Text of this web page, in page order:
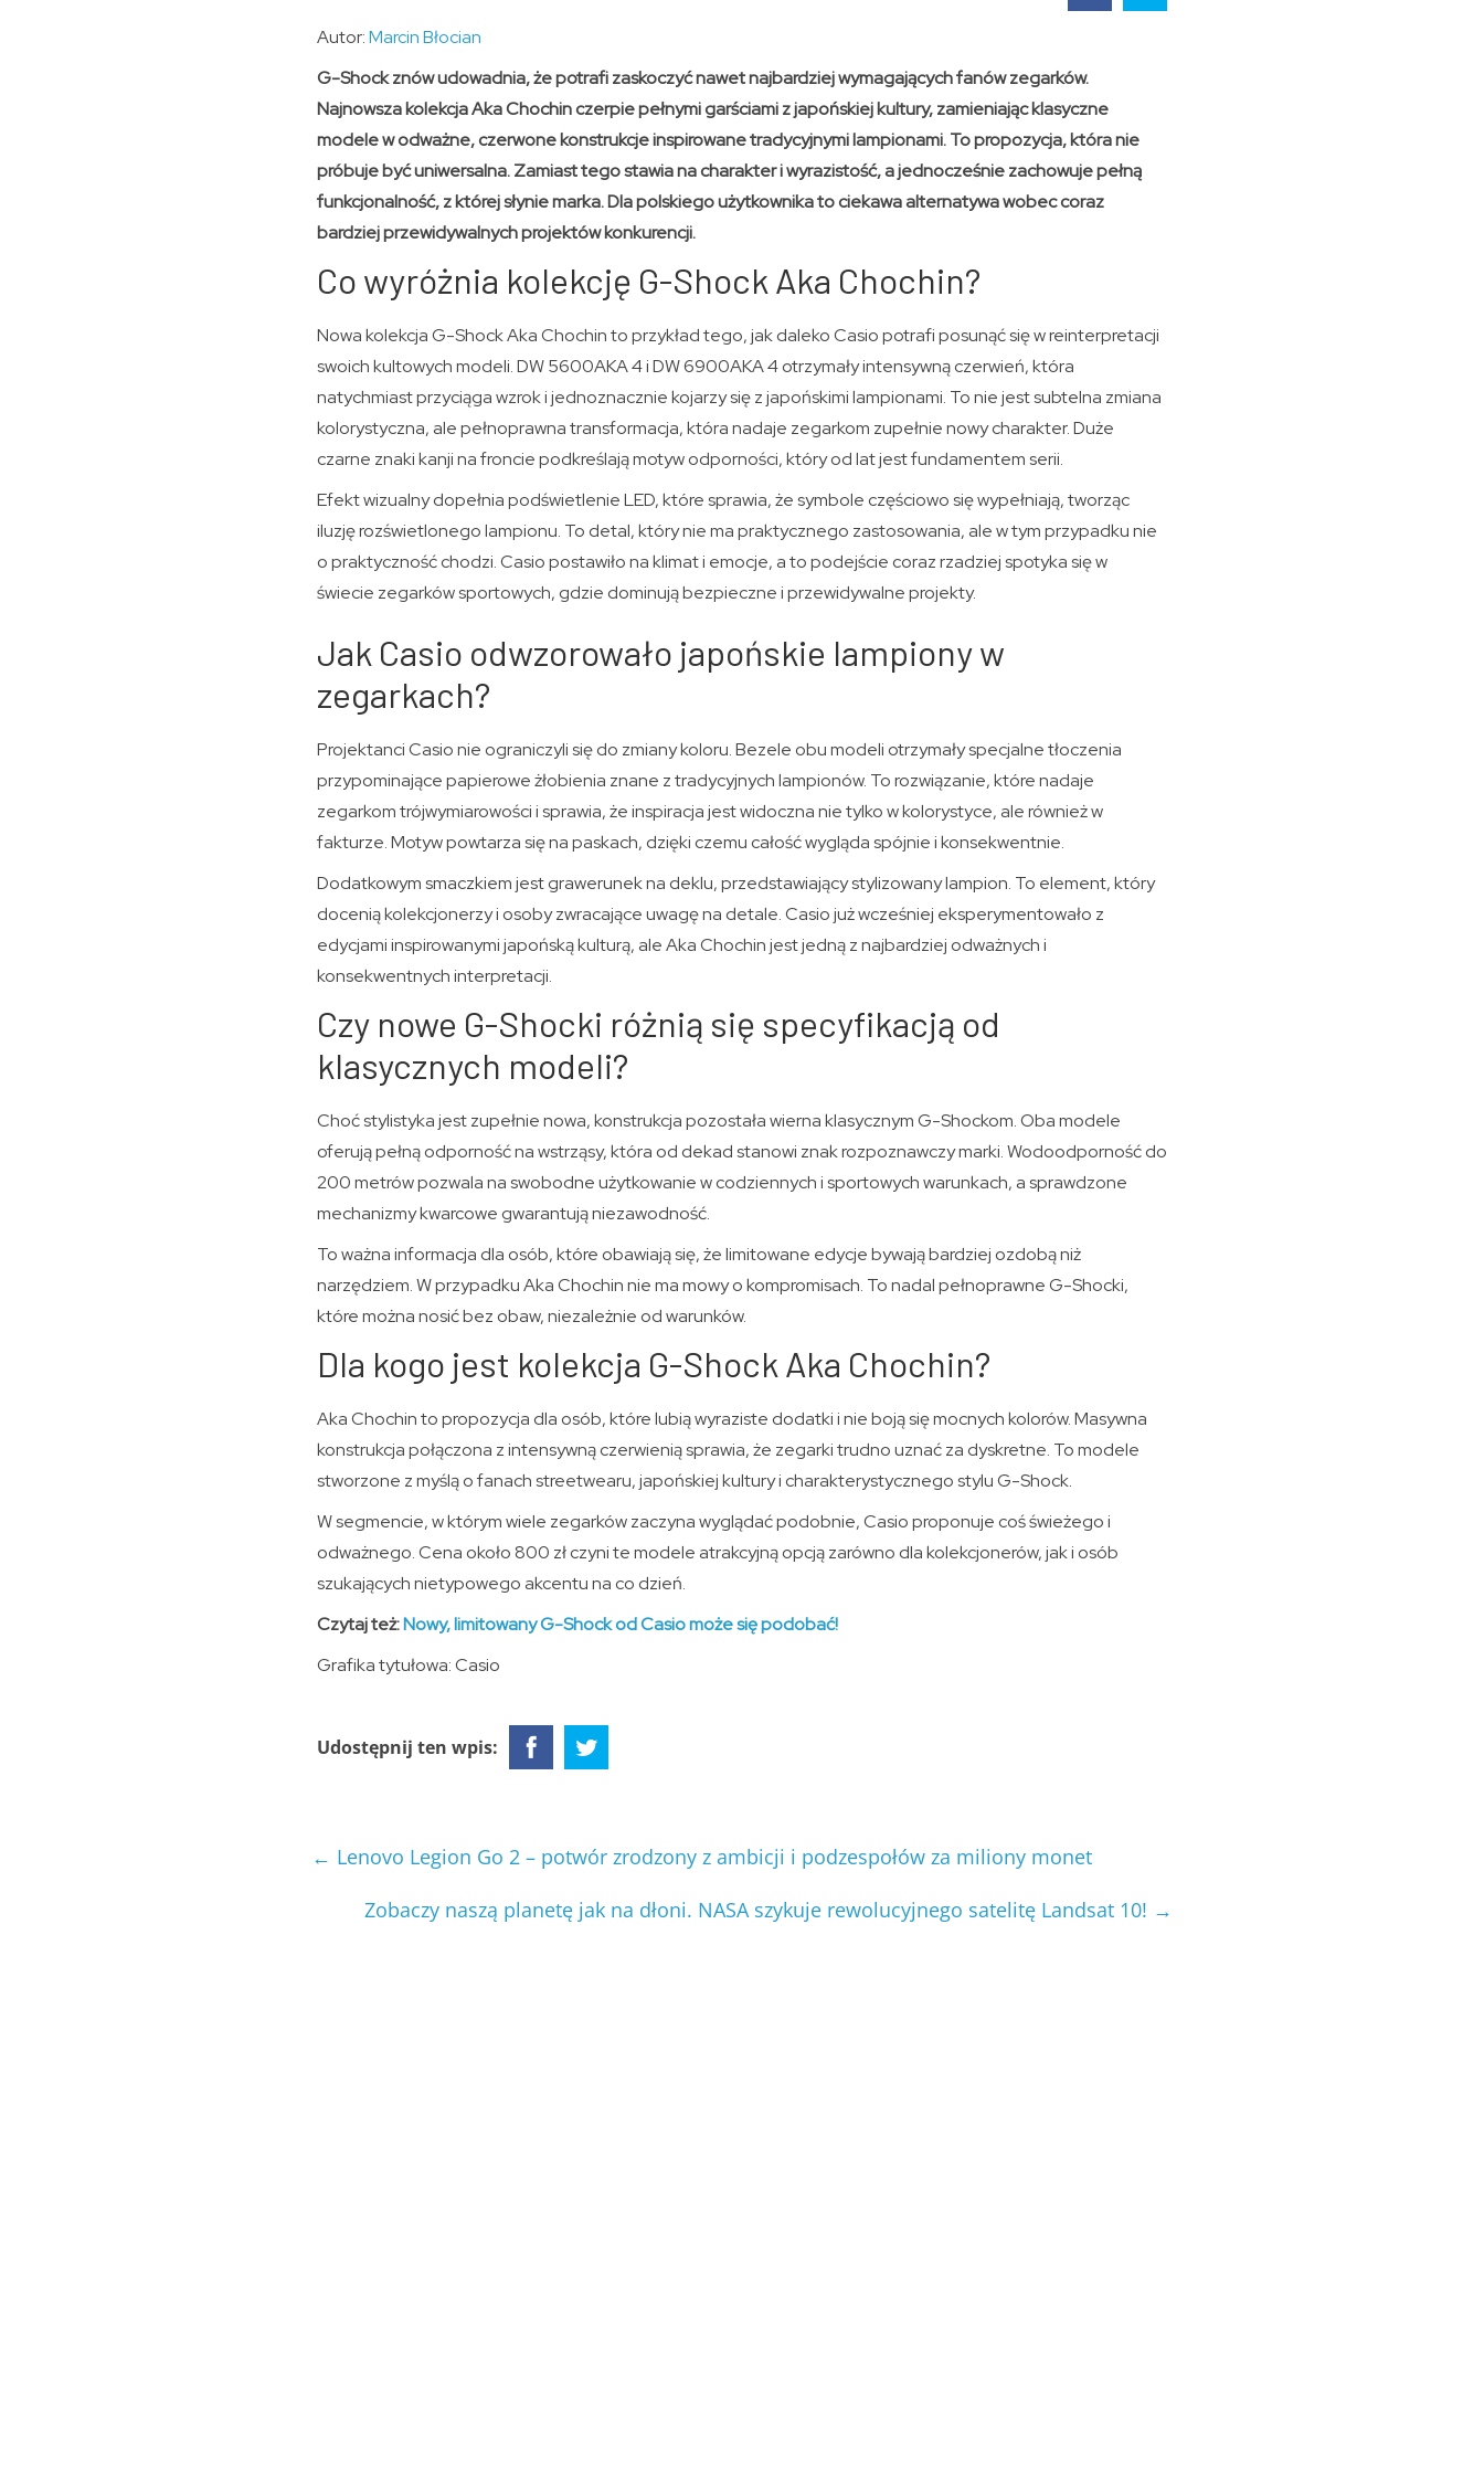
Autor:Marcin Błocian
G-Shock znów udowadnia, że potrafi zaskoczyć nawet najbardziej wymagających fanów zegarków.
Najnowsza kolekcja Aka Chochin czerpie pełnymi garściami z japońskiej kultury, zamieniając klasyczne
modele w odważne, czerwone konstrukcje inspirowane tradycyjnymi lampionami. To propozycja, która nie
próbuje być uniwersalna. Zamiast tego stawia na charakter i wyrazistość, a jednocześnie zachowuje pełną
funkcjonalność, z której słynie marka. Dla polskiego użytkownika to ciekawa alternatywa wobec coraz
bardziej przewidywalnych projektów konkurencji.
Co wyróżnia kolekcję G-Shock Aka Chochin?
Nowa kolekcja G-Shock Aka Chochin to przykład tego, jak daleko Casio potrafi posunąć się w reinterpretacji
swoich kultowych modeli. DW 5600AKA 4 i DW 6900AKA 4 otrzymały intensywną czerwień, która
natychmiast przyciąga wzrok i jednoznacznie kojarzy się z japońskimi lampionami. To nie jest subtelna zmiana
kolorystyczna, ale pełnoprawna transformacja, która nadaje zegarkom zupełnie nowy charakter. Duże
czarne znaki kanji na froncie podkreślają motyw odporności, który od lat jest fundamentem serii.
Efekt wizualny dopełnia podświetlenie LED, które sprawia, że symbole częściowo się wypełniają, tworząc
iluzję rozświetlonego lampionu. To detal, który nie ma praktycznego zastosowania, ale w tym przypadku nie
o praktyczność chodzi. Casio postawiło na klimat i emocje, a to podejście coraz rzadziej spotyka się w
świecie zegarków sportowych, gdzie dominują bezpieczne i przewidywalne projekty.
Jak Casio odwzorowało japońskie lampiony w
zegarkach?
Projektanci Casio nie ograniczyli się do zmiany koloru. Bezele obu modeli otrzymały specjalne tłoczenia
przypominające papierowe żłobienia znane z tradycyjnych lampionów. To rozwiązanie, które nadaje
zegarkom trójwymiarowości i sprawia, że inspiracja jest widoczna nie tylko w kolorystyce, ale również w
fakturze. Motyw powtarza się na paskach, dzięki czemu całość wygląda spójnie i konsekwentnie.
Dodatkowym smaczkiem jest grawerunek na deklu, przedstawiający stylizowany lampion. To element, który
docenią kolekcjonerzy i osoby zwracające uwagę na detale. Casio już wcześniej eksperymentowało z
edycjami inspirowanymi japońską kulturą, ale Aka Chochin jest jedną z najbardziej odważnych i
konsekwentnych interpretacji.
Czy nowe G-Shocki różnią się specyfikacją od
klasycznych modeli?
Choć stylistyka jest zupełnie nowa, konstrukcja pozostała wierna klasycznym G-Shockom. Oba modele
oferują pełną odporność na wstrząsy, która od dekad stanowi znak rozpoznawczy marki. Wodoodporność do
200 metrów pozwala na swobodne użytkowanie w codziennych i sportowych warunkach, a sprawdzone
mechanizmy kwarcowe gwarantują niezawodność.
To ważna informacja dla osób, które obawiają się, że limitowane edycje bywają bardziej ozdobą niż
narzędziem. W przypadku Aka Chochin nie ma mowy o kompromisach. To nadal pełnoprawne G-Shocki,
które można nosić bez obaw, niezależnie od warunków.
Dla kogo jest kolekcja G-Shock Aka Chochin?
Aka Chochin to propozycja dla osób, które lubią wyraziste dodatki i nie boją się mocnych kolorów. Masywna
konstrukcja połączona z intensywną czerwienią sprawia, że zegarki trudno uznać za dyskretne. To modele
stworzone z myślą o fanach streetwearu, japońskiej kultury i charakterystycznego stylu G-Shock.
W segmencie, w którym wiele zegarków zaczyna wyglądać podobnie, Casio proponuje coś świeżego i
odważnego. Cena około 800 zł czyni te modele atrakcyjną opcją zarówno dla kolekcjonerów, jak i osób
szukających nietypowego akcentu na co dzień.
Czytaj też:Nowy, limitowany G-Shock od Casio może się podobać!
Grafika tytułowa: Casio
Udostępnij ten wpis:
← Lenovo Legion Go 2 – potwór zrodzony z ambicji i podzespołów za miliony monet
Zobaczy naszą planetę jak na dłoni. NASA szykuje rewolucyjnego satelitę Landsat 10! →